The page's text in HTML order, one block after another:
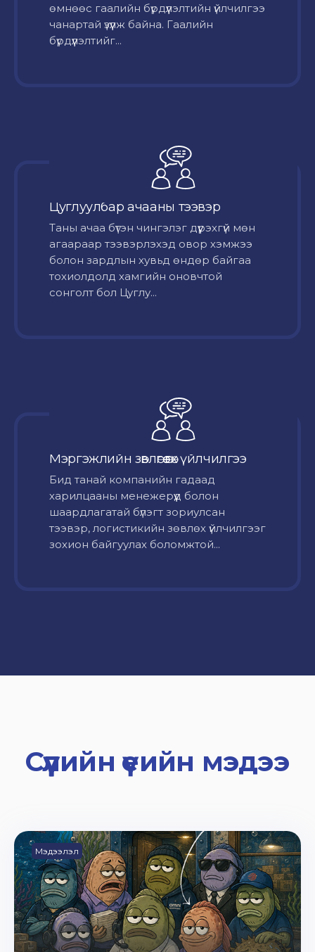
өмнөөс гаалийн бүрдүүлэлтийн үйлчилгээ
чанартай үзүүлж байна. Гаалийн
бүрдүүлэлтийг...
Цуглуулбар ачааны тээвэр
Таны ачаа бүтэн чингэлэг дүүрэхгүй мөн
агаараар тээвэрлэхэд овор хэмжээ
болон зардлын хувьд өндөр байгаа
тохиолдолд хамгийн оновчтой
сонголт бол Цуглу...
Мэргэжлийн зөвлөгөө өгөх үйлчилгээ
Бид танай компанийн гадаад
харилцааны менежерүүд болон
шаардлагатай бүлэгт зориулсан
тээвэр, логистикийн зөвлөх үйлчилгээг
зохион байгуулах боломжтой...
Сүүлийн үеийн мэдээ
Мэдээлэл